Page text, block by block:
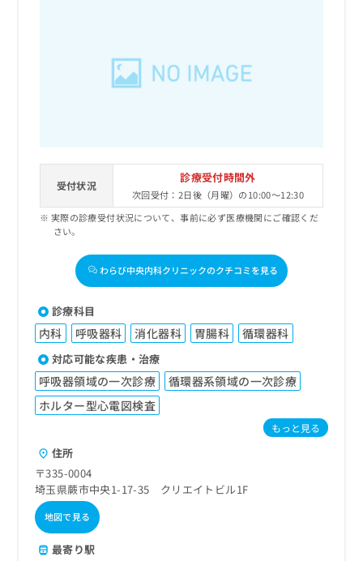
受付状況
診療受付時間外
次回受付：2日後（月曜）の10:00～12:30
実際の診療受付状況について、事前に必ず医療機関にご確認くだ
さい。
わらび中央内科クリニックのクチコミを見る
診療科目
内科 呼吸器科 消化器科 胃腸科 循環器科
対応可能な疾患・治療
呼吸器領域の一次診療
循環器系領域の一次診療
ホルター型心電図検査
もっと見る
住所
〒335-0004
埼玉県蕨市中央1-17-35 クリエイトビル1F
地図で見る
最寄り駅